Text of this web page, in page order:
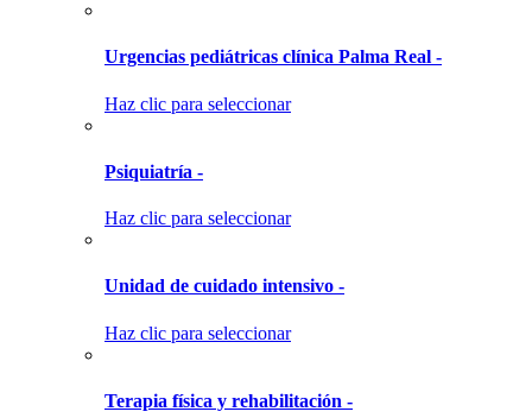
Urgencias pediátricas clínica Palma Real -
Haz clic para seleccionar
Psiquiatría -
Haz clic para seleccionar
Unidad de cuidado intensivo -
Haz clic para seleccionar
Terapia física y rehabilitación -